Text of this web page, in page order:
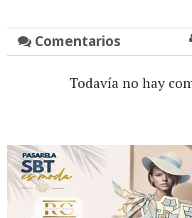
Comentarios
Todavía no hay